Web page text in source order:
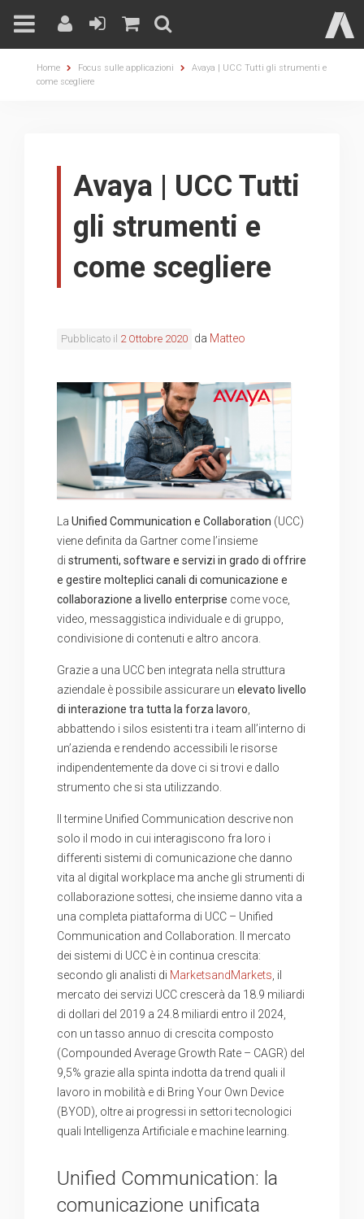
Home Focus sulle applicazioni
Avaya | UCC Tutti gli strumenti e
come scegliere
Avaya | UCC Tutti
gli strumenti e
come scegliere
Pubblicato il 2 Ottobre 2020 da Matteo
La Unified Communication e Collaboration (UCC)
viene definita da Gartner come l’insieme
di strumenti, software e servizi in grado di offrire
e gestire molteplici canali di comunicazione e
collaborazione a livello enterprise come voce,
video, messaggistica individuale e di gruppo,
condivisione di contenuti e altro ancora.
Grazie a una UCC ben integrata nella struttura
aziendale è possibile assicurare un elevato livello
di interazione tra tutta la forza lavoro
abbattendo i silos esistenti tra i team all’interno di
un’azienda e rendendo accessibili le risorse
indipendentemente da dove ci si trovi e dallo
strumento che si sta utilizzando.
Il termine Unified Communication descrive non
solo il modo in cui interagiscono fra loro i
differenti sistemi di comunicazione che danno
vita al digital workplace ma anche gli strumenti di
collaborazione sottesi, che insieme danno vita a
una completa piattaforma di UCC – Unified
Communication and Collaboration. Il mercato
dei sistemi di UCC è in continua crescita:
secondo gli analisti di MarketsandMarkets , il
mercato dei servizi UCC crescerà da 18.9 miliardi
di dollari del 2019 a 24.8 miliardi entro il 2024,
con un tasso annuo di crescita composto
(Compounded Average Growth Rate – CAGR) del
9,5% grazie alla spinta indotta da trend quali il
lavoro in mobilità e di Bring Your Own Device
(BYOD), oltre ai progressi in settori tecnologici
quali Intelligenza Artificiale e machine learning.
Unified Communication: la
comunicazione unificata